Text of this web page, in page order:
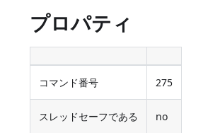
プロパティ
コマンド番号 275
スレッドセーフである no